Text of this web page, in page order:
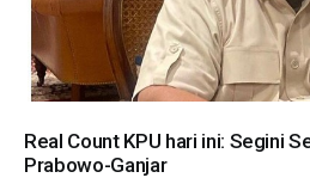
Real Count KPU hari ini: Segini
Prabowo-Ganjar